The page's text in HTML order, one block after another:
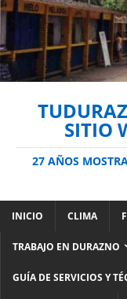
SITIO
27 AÑOS
INICIO CLIMA
TRABAJO EN DURAZNO
GUÍA DE SERVICIOS Y